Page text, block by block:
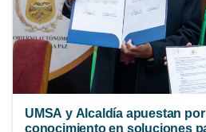
UMSA y Alcaldía apuestan
conocimiento en soluciones